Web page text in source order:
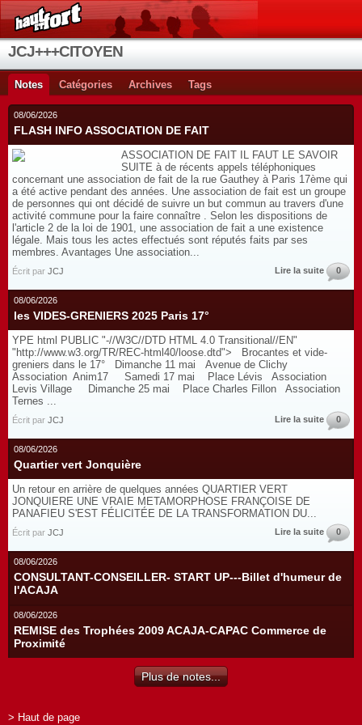
JCJ+++CITOYEN
Notes Catégories Archives Tags
08/06/2026
FLASH INFO ASSOCIATION DE FAIT
ASSOCIATION DE FAIT IL FAUT LE SAVOIR
SUITE à de récents appels téléphoniques
concernant une association de fait de la rue Gauthey à Paris 17ème qui
a été active pendant des années. Une association de fait est un groupe
de personnes qui ont décidé de suivre un but commun au travers d'une
activité commune pour la faire connaître . Selon les dispositions de
l'article 2 de la loi de 1901, une association de fait a une existence
légale. Mais tous les actes effectués sont réputés faits par ses
membres. Avantages Une association...
Écrit par JCJ Lire la suite 0
08/06/2026
les VIDES-GRENIERS 2025 Paris 17°
YPE html PUBLIC "-//W3C//DTD HTML 4.0 Transitional//EN"
"http://www.w3.org/TR/REC-html40/loose.dtd"> Brocantes et vide-
greniers dans le 17° Dimanche 11 mai Avenue de Clichy
Association Anim17 Samedi 17 mai Place Lévis Association
Levis Village Dimanche 25 mai Place Charles Fillon Association
Ternes ...
Écrit par JCJ Lire la suite 0
08/06/2026
Quartier vert Jonquière
Un retour en arrière de quelques années QUARTIER VERT
JONQUIERE UNE VRAIE METAMORPHOSE FRANÇOISE DE
PANAFIEU S'EST FÉLICITÉE DE LA TRANSFORMATION DU...
Écrit par JCJ Lire la suite 0
08/06/2026
CONSULTANT-CONSEILLER- START UP---Billet d'humeur de
l'ACAJA
08/06/2026
REMISE des Trophées 2009 ACAJA-CAPAC Commerce de
Proximité
Plus de notes...
> Haut de page